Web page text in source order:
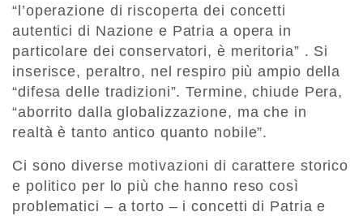
“l’operazione di riscoperta dei concetti
autentici di Nazione e Patria a opera in
particolare dei conservatori, è meritoria” . Si
inserisce, peraltro, nel respiro più ampio della
“difesa delle tradizioni”. Termine, chiude Pera,
“aborrito dalla globalizzazione, ma che in
realtà è tanto antico quanto nobile”.
Ci sono diverse motivazioni di carattere storico
e politico per lo più che hanno reso così
problematici – a torto – i concetti di Patria e